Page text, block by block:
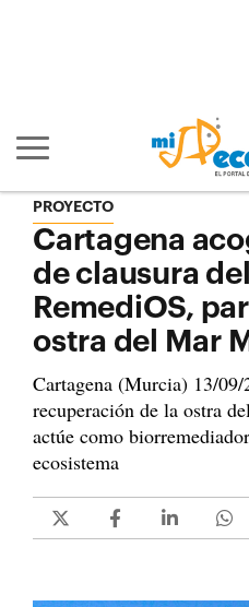
Mostrar/ocultar navegación
PROYECTO
Cartagena
de clausura
RemediOS,
ostra del Mar
Cartagena (Murcia) 13/
recuperación de la ostra
actúe como
ecosistema